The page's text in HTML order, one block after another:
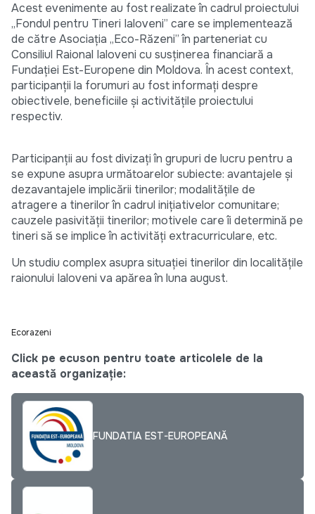
Acest evenimente au fost realizate în cadrul proiectului
„Fondul pentru Tineri Ialoveni” care se implementează
de către Asociaţia „Eco-Răzeni” în parteneriat cu
Consiliul Raional Ialoveni cu susţinerea financiară a
Fundaţiei Est-Europene din Moldova. În acest context,
participanţii la forumuri au fost informaţi despre
obiectivele, beneficiile şi activităţile proiectului
respectiv.
Participanţii au fost divizaţi în grupuri de lucru pentru a
se expune asupra următoarelor subiecte: avantajele şi
dezavantajele implicării tinerilor; modalităţile de
atragere a tinerilor în cadrul iniţiativelor comunitare;
cauzele pasivităţii tinerilor; motivele care îi determină pe
tineri să se implice în activităţi extracurriculare, etc.
Un studiu complex asupra situaţiei tinerilor din localităţile
raionului Ialoveni va apărea în luna august.
Ecorazeni
Click pe ecuson pentru toate articolele de la
această organizație:
FUNDATIA EST-EUROPEANĂ